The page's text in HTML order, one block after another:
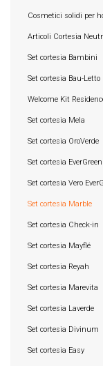
Cosmetici solidi per
Articoli Cortesia
Set cortesia Bambini
Set cortesia Bau-Letto
Welcome Kit
Set cortesia Mela
Set cortesia OroVerde
Set cortesia
Set cortesia Vero
Set cortesia Marble
Set cortesia Check-in
Set cortesia Mayflé
Set cortesia Reyah
Set cortesia Marevita
Set cortesia Laverde
Set cortesia Divinum
Set cortesia Easy